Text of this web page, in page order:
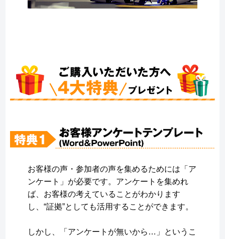
お客様の声・参加者の声を集めるためには「ア
ンケート」が必要です。アンケートを集めれ
ば、お客様の考えていることがわかります
し、“証拠”としても活用することができます。
しかし、「アンケートが無いから…」というこ